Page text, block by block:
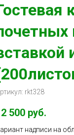
rkt328
500 руб.
надписи на